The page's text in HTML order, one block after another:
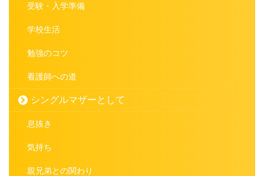
受験・入学準備
学校生活
勉強のコツ
看護師への道
シングルマザーとして
息抜き
気持ち
親兄弟との関わり